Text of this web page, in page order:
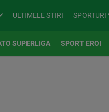
ULTIMELE STIRI SPORTURI
SUPERLIGA SPORT EROI